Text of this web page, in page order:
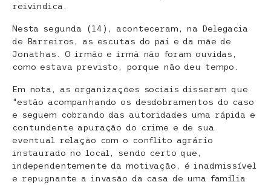
reivindica.
Nesta segunda (14), aconteceram, na Delegacia
de Barreiros, as escutas do pai e da mãe de
Jonathas. O irmão e irmã não foram ouvidas,
como estava previsto, porque não deu tempo.
Em nota, as organizações sociais disseram que
“estão acompanhando os desdobramentos do caso
e seguem cobrando das autoridades uma rápida e
contundente apuração do crime e de sua
eventual relação com o conflito agrário
instaurado no local, sendo certo que,
independentemente da motivação, é inadmissível
e repugnante a invasão da casa de uma família